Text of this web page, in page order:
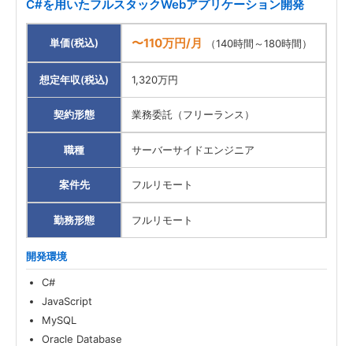
C#を用いたフルスタックWebアプリケーション開発
単価(税込) 〜110万円/月 （140時間～180時間）
想定年収(税込) 1,320万円
契約形態 業務委託（フリーランス）
職種 サーバーサイドエンジニア
案件先 フルリモート
勤務形態 フルリモート
開発環境
C#
JavaScript
MySQL
Oracle Database